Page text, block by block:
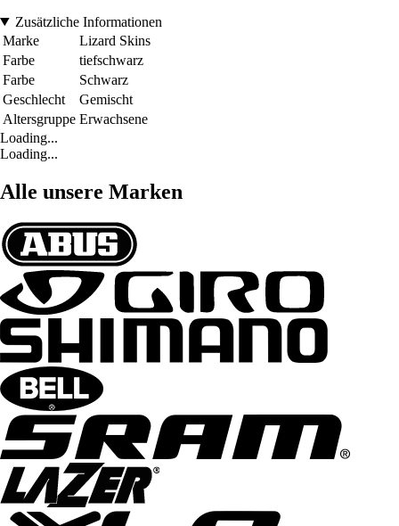
Zusätzliche Informationen
Marke
Lizard Skins
Farbe
tiefschwarz
Farbe
Schwarz
Geschlecht
Gemischt
Altersgruppe Erwachsene
Loading...
Loading...
Alle unsere Marken